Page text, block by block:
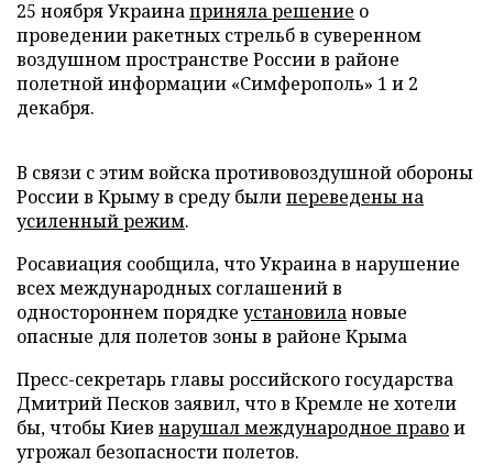
25 ноября Украинаприняла решение о
проведении ракетных стрельб в суверенном
воздушном пространстве России в районе
полетной информации «Симферополь» 1 и 2
декабря.
В связи с этим войска противовоздушной обороны
России в Крыму в среду былипереведены на
усиленный режим.
Росавиация сообщила, что Украина в нарушение
всех международных соглашений в
одностороннем порядке установилановые
опасные для полетов зоны в районе Крыма
Пресс-секретарь главы российского государства
Дмитрий Песков заявил, что в Кремле не хотели
бы, чтобы Киев нарушал международное правои
угрожал безопасности полетов.